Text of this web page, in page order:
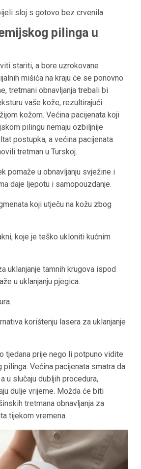
sloj s gotovo bez crvenila
pilinga u
stariti, a bore uzrokovane
mišića na kraju će se ponovno
tretmani obnavljanja trebali bi
vaše kože, rezultirajući
kožom. Većina pacijenata koji
pilingu nemaju ozbiljnije
postupka, a većina pacijenata
tretman u Turskoj.
pomaže u obnavljanju svježine i
daje ljepotu i samopouzdanje.
koji utječu na kožu zbog
koje je teško ukloniti kućnim
uklanjanje tamnih krugova ispod
u uklanjanju pjegica.
korištenju lasera za uklanjanje
tjedana prije nego li potpuno vidite
Većina pacijenata smatra da
u slučaju dubljih procedura,
dulje vrijeme. Možda će biti
tretmana obnavljanja za
tijekom vremena.